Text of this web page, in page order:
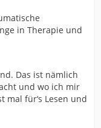
in Therapie und
Das ist nämlich
und wo ich mir
mal für‘s Lesen und